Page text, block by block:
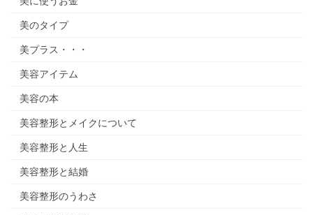
美のタイプ
美プラス・・・
美容アイテム
美容の本
美容整形とメイクについて
美容整形と人生
美容整形と結婚
美容整形のうわさ